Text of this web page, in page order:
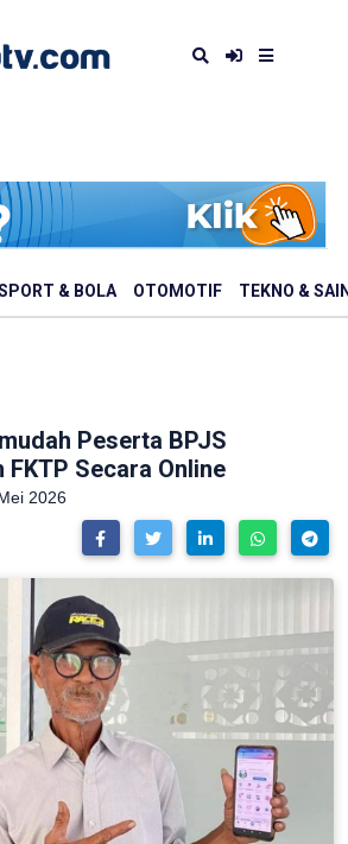
& BOLA OTOMOTIF TEKNO &
Peserta BPJS
FKTP Secara Online
2026